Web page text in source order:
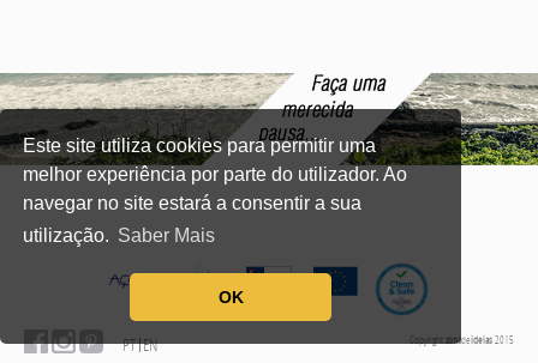
Este site utiliza cookies para permitir uma
melhor experiência por parte do utilizador. Ao
navegar no site estará a consentir a sua
utilização. Saber Mais
OK
PT EN Copyrightzonadeideias2015